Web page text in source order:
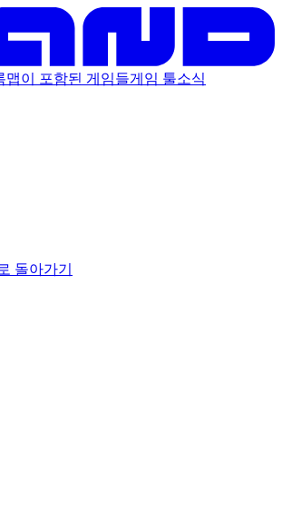
맵이 포함된 게임들게임 툴소식
돌아가기